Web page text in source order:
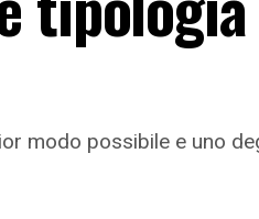
modo possibile e uno